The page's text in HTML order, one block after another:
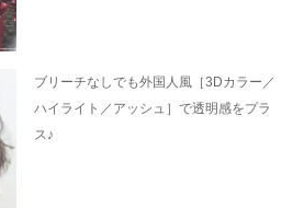
ブリーチなしでも外国人風［3Dカラー／
ハイライト／アッシュ］で透明感をプラ
ス♪